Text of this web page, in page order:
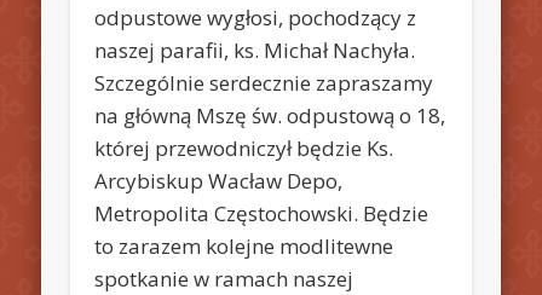
odpustowe wygłosi, pochodzący z
naszej parafii, ks. Michał Nachyła.
Szczególnie serdecznie zapraszamy
na główną Mszę św. odpustową o 18,
której przewodniczył będzie Ks.
Arcybiskup Wacław Depo,
Metropolita Częstochowski. Będzie
to zarazem kolejne modlitewne
spotkanie w ramach naszej